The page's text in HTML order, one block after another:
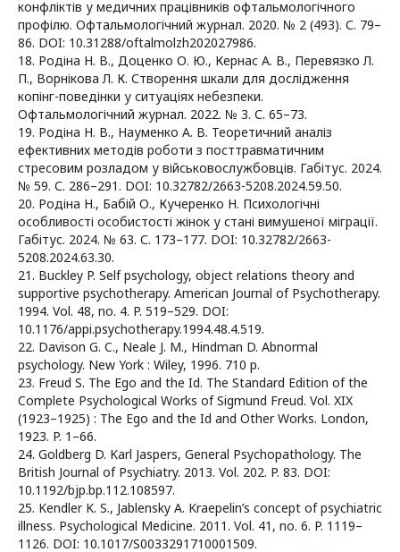
конфліктів у медичних працівників офтальмологічного
профілю. Офтальмологічний журнал. 2020. № 2 (493). С. 79–
86. DOI: 10.31288/oftalmolzh202027986.
18. Родіна Н. В., Доценко О. Ю., Кернас А. В., Перевязко Л.
П., Ворнікова Л. К. Створення шкали для дослідження
копінг-поведінки у ситуаціях небезпеки.
Офтальмологічний журнал. 2022. № 3. С. 65–73.
19. Родіна Н. В., Науменко А. В. Теоретичний аналіз
ефективних методів роботи з посттравматичним
стресовим розладом у військовослужбовців. Габітус. 2024.
№ 59. С. 286–291. DOI: 10.32782/2663-5208.2024.59.50.
20. Родіна Н., Бабій О., Кучеренко Н. Психологічні
особливості особистості жінок у стані вимушеної міграції.
Габітус. 2024. № 63. С. 173–177. DOI: 10.32782/2663-
5208.2024.63.30.
21. Buckley P. Self psychology, object relations theory and
supportive psychotherapy. American Journal of Psychotherapy.
1994. Vol. 48, no. 4. P. 519–529. DOI:
10.1176/appi.psychotherapy.1994.48.4.519.
22. Davison G. C., Neale J. M., Hindman D. Abnormal
psychology. New York : Wiley, 1996. 710 p.
23. Freud S. The Ego and the Id. The Standard Edition of the
Complete Psychological Works of Sigmund Freud. Vol. XIX
(1923–1925) : The Ego and the Id and Other Works. London,
1923. P. 1–66.
24. Goldberg D. Karl Jaspers, General Psychopathology. The
British Journal of Psychiatry. 2013. Vol. 202. P. 83. DOI:
10.1192/bjp.bp.112.108597.
25. Kendler K. S., Jablensky A. Kraepelin’s concept of psychiatric
illness. Psychological Medicine. 2011. Vol. 41, no. 6. P. 1119–
1126. DOI: 10.1017/S0033291710001509.